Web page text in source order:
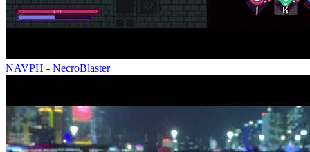
NAVPH - NecroBlaster